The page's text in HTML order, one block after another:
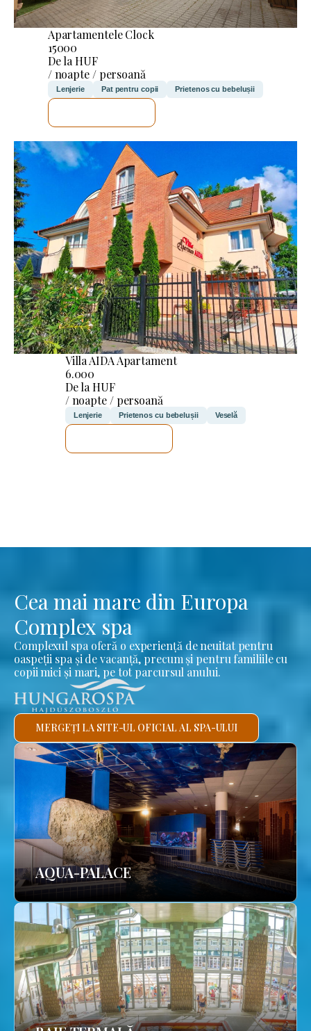
Apartamentele Clock
15000
De la HUF
/ noapte / persoană
Lenjerie Pat pentru copii Prietenos cu bebelușii
Villa AIDA Apartament
6.000
De la HUF
/ noapte / persoană
Lenjerie Prietenos cu bebelușii Veselă
Cea mai mare din Europa
Complex spa
Complexul spa oferă o experiență de neuitat pentru
oaspeții spa și de vacanță, precum și pentru familiile cu
copii mici și mari, pe tot parcursul anului.
MERGEȚI LA SITE-UL OFICIAL AL SPA-ULUI
AQUA-PALACE